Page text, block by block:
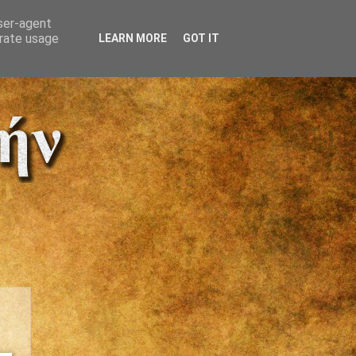
agent
usage
LEARN MORE GOT IT